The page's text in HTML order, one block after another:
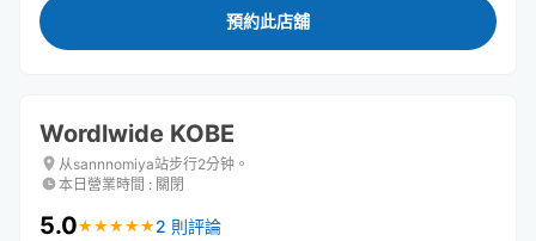
預約此店舖
Wordlwide KOBE
从sannnomiya站步行2分钟。
本日營業時間 : 關閉
5.0★ ★ ★ ★ ★
★ ★ ★ ★ ★ 2 則評論